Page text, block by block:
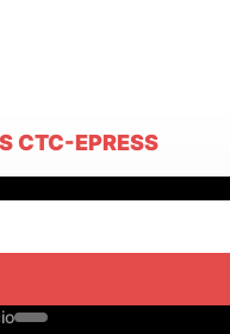
CTC-EPRESS